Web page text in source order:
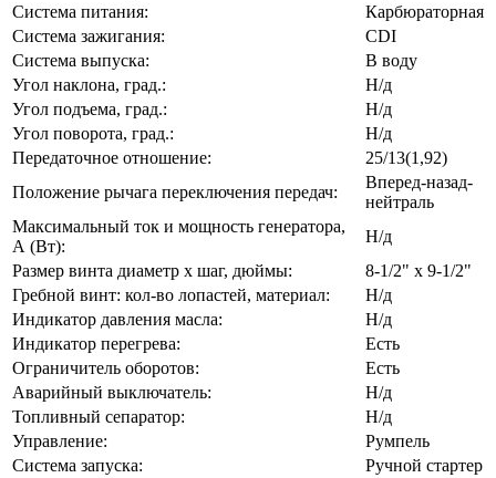
Система питания:
Карбюраторная
Система зажигания:
CDI
Система выпуска:
В воду
Угол наклона, град.:
Н/д
Угол подъема, град.:
Н/д
Угол поворота, град.:
Н/д
Передаточное отношение:
25/13(1,92)
Положение рычага переключения передач:
Вперед-назад-
нейтраль
Максимальный ток и мощность генератора,
А (Вт):
Н/д
Размер винта диаметр х шаг, дюймы:
8-1/2" х 9-1/2"
Гребной винт: кол-во лопастей, материал:
Н/д
Индикатор давления масла:
Н/д
Индикатор перегрева:
Есть
Ограничитель оборотов:
Есть
Аварийный выключатель:
Н/д
Топливный сепаратор:
Н/д
Управление:
Румпель
Система запуска:
Ручной стартер